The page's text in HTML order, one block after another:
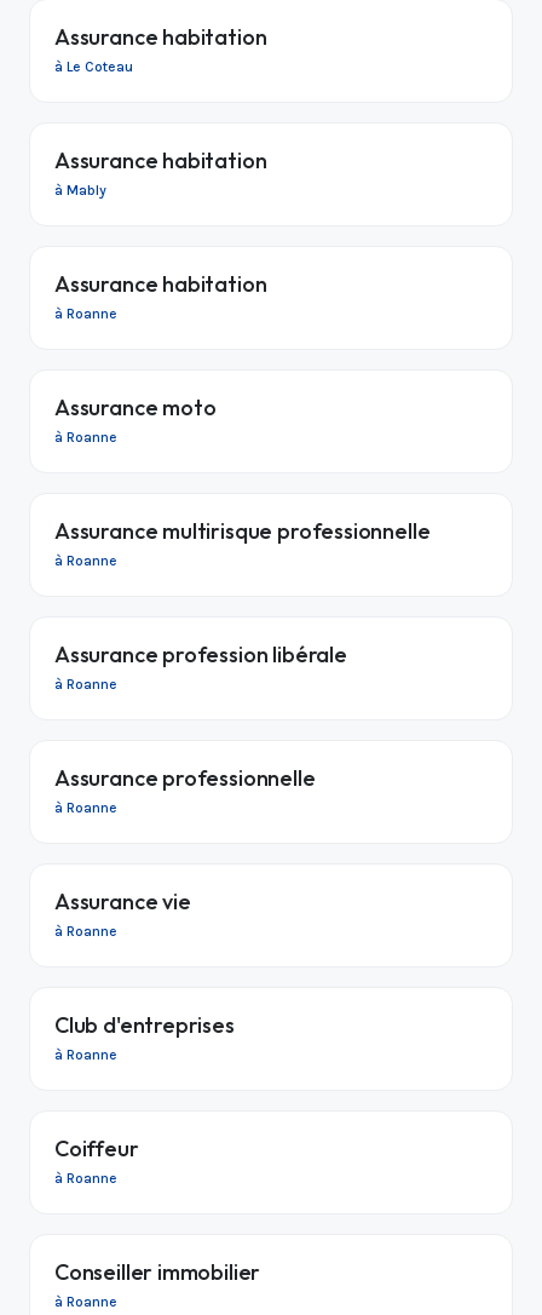
Assurance habitation
à Le Coteau
Assurance habitation
à Mably
Assurance habitation
à Roanne
Assurance moto
à Roanne
Assurance multirisque professionnelle
à Roanne
Assurance profession libérale
à Roanne
Assurance professionnelle
à Roanne
Assurance vie
à Roanne
Club d'entreprises
à Roanne
Coiffeur
à Roanne
Conseiller immobilier
à Roanne